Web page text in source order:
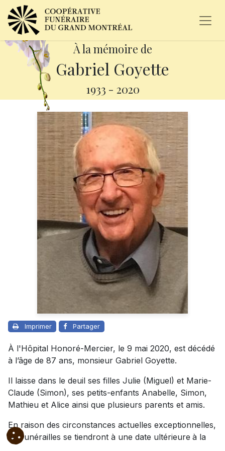
À la mémoire de
Gabriel Goyette
1933 - 2020
Imprimer Partager
À l'Hôpital Honoré-Mercier, le 9 mai 2020, est décédé
à l’âge de 87 ans, monsieur Gabriel Goyette.
Il laisse dans le deuil ses filles Julie (Miguel) et Marie-
Claude (Simon), ses petits-enfants Anabelle, Simon,
Mathieu et Alice ainsi que plusieurs parents et amis.
En raison des circonstances actuelles exceptionnelles,
les funérailles se tiendront à une date ultérieure à la